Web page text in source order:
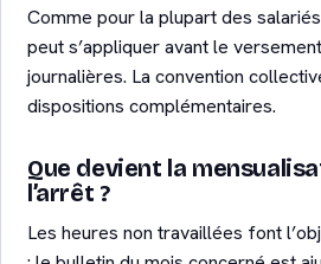
Comme pour la plupart des
peut s’appliquer avant le
journalières. La convention
dispositions complémentaires.
Que devient la
l’arrêt ?
Les heures non travaillées font